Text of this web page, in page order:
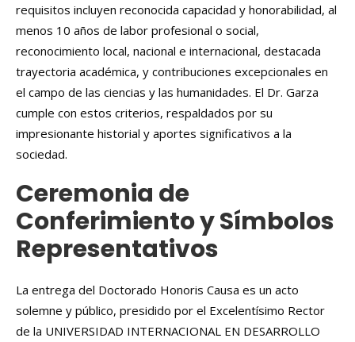
requisitos incluyen reconocida capacidad y honorabilidad, al
menos 10 años de labor profesional o social,
reconocimiento local, nacional e internacional, destacada
trayectoria académica, y contribuciones excepcionales en
el campo de las ciencias y las humanidades. El Dr. Garza
cumple con estos criterios, respaldados por su
impresionante historial y aportes significativos a la
sociedad.
Ceremonia de
Conferimiento y Símbolos
Representativos
La entrega del Doctorado Honoris Causa es un acto
solemne y público, presidido por el Excelentísimo Rector
de la UNIVERSIDAD INTERNACIONAL EN DESARROLLO